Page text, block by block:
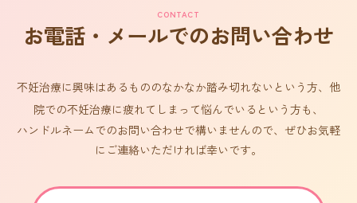
CONTACT
お電話・メールでのお問い合わせ
不妊治療に興味はあるもののなかなか踏み切れないという方、他
院での不妊治療に疲れてしまって悩んでいるという方も、
ハンドルネームでのお問い合わせで構いませんので、ぜひお気軽
にご連絡いただければ幸いです。